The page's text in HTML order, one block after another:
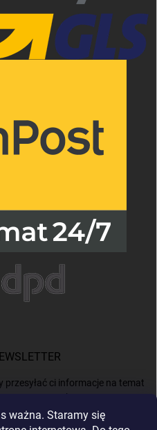
ważna. Staramy się
przesyłać ci informacje na temat
naszym e-shop.